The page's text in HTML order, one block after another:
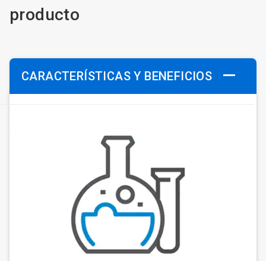
producto
CARACTERÍSTICAS Y BENEFICIOS